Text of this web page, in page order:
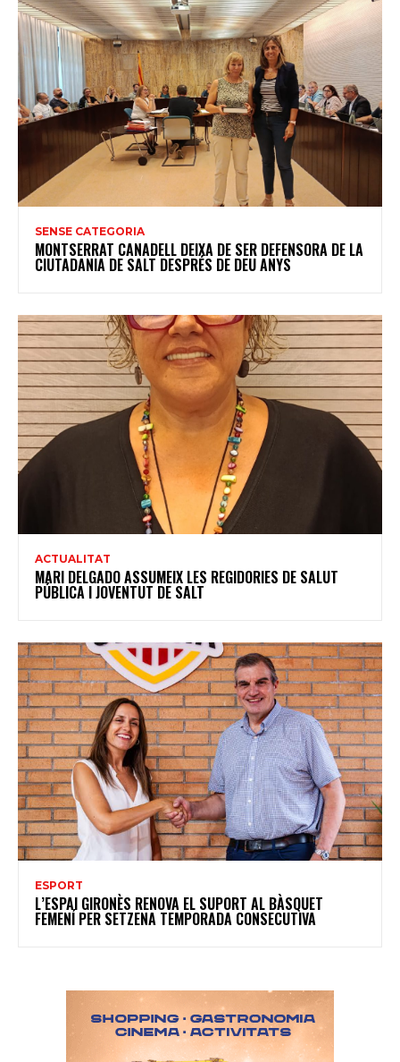
SENSE CATEGORIA
MONTSERRAT CANADELL DEIXA DE SER DEFENSORA DE LA
CIUTADANIA DE SALT DESPRÉS DE DEU ANYS
ACTUALITAT
MARI DELGADO ASSUMEIX LES REGIDORIES DE SALUT
PÚBLICA I JOVENTUT DE SALT
ESPORT
L’ESPAI GIRONÈS RENOVA EL SUPORT AL BÀSQUET
FEMENÍ PER SETZENA TEMPORADA CONSECUTIVA